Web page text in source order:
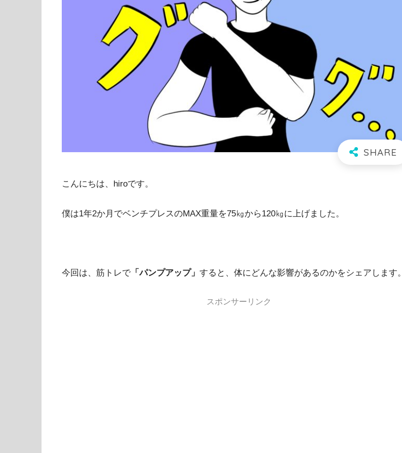
こんにちは、hiroです。
僕は1年2か月でベンチプレスのMAX重量を75㎏から120㎏に上げました。
今回は、筋トレで 「パンプアップ」 すると、体にどんな影響があるのかをシェアします。
スポンサーリンク